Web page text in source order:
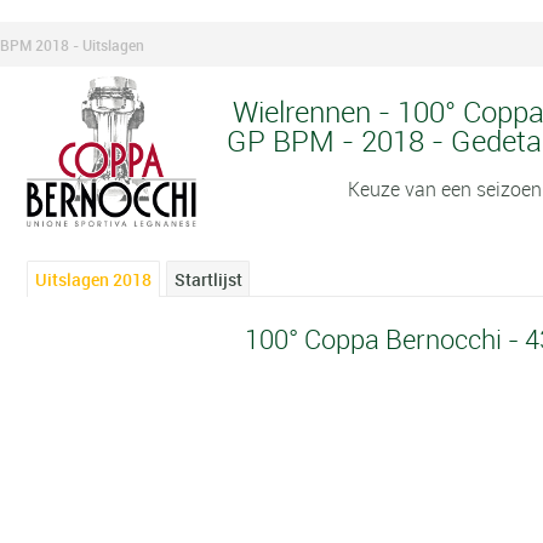
2018 - Uitslagen
Wielrennen - 100°
GP BPM - 2018 -
Keuze van een
Uitslagen 2018 Startlijst
100° Coppa Bernocchi -